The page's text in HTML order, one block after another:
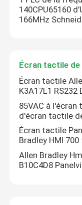
Contrôleur
Autre
140CPU65160
166MHz
Écran tactile de
Écran tactile
K3A17L1 RS232
85VAC à
d'écran tactile
Écran tactile
Bradley HMI
Allen Bradley
B10C4D8